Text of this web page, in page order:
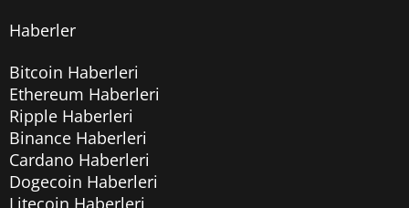
Haberler
Bitcoin Haberleri
Ethereum Haberleri
Ripple Haberleri
Binance Haberleri
Cardano Haberleri
Dogecoin Haberleri
Litecoin Haberleri